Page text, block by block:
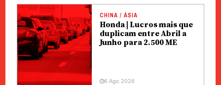
CHINA / ÁSIA
Honda | Lucros mais que
duplicam entre Abril a
Junho para 2.500 ME
6 Ago 2026